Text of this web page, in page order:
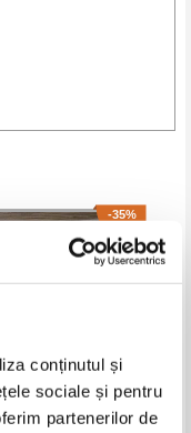
conținutul și
sociale și pentru
partenerilor de
-35%